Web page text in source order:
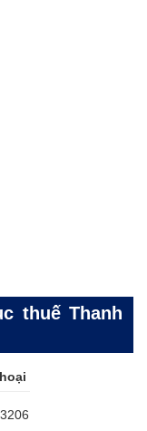
thuế Thanh